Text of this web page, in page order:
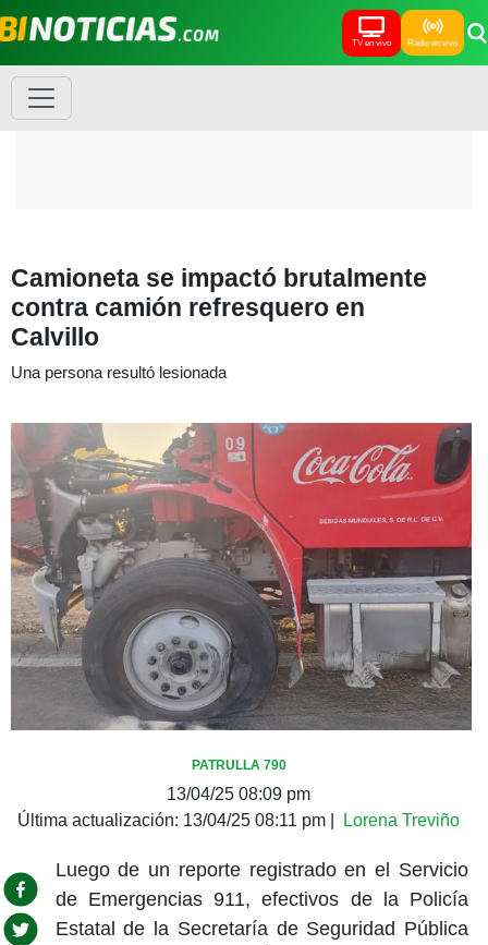
TV en vivo Radio en vivo
Camioneta se impactó brutalmente
contra camión refresquero en
Calvillo
Una persona resultó lesionada
PATRULLA 790
13/04/25 08:09 pm
Última actualización: 13/04/25 08:11 pm Lorena Treviño
Luego de un reporte registrado en el Servicio
de Emergencias 911, efectivos de la Policía
Estatal de la Secretaría de Seguridad Pública